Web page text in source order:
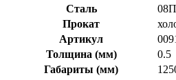
Сталь
Прокат
Артикул
Толщина (мм)
0.5
Габариты (мм)